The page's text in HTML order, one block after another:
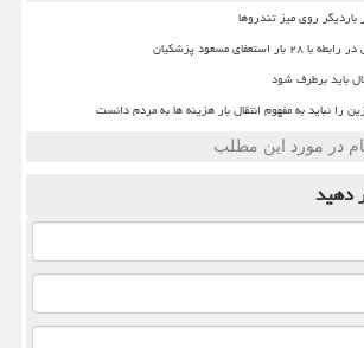
روی میز تندروها
مسعود پزشکیان
باید برطرف شود
را نباید به مفهوم انتقال بار هزینه ها به مردم دانست
در مورد این مطلب
دهید